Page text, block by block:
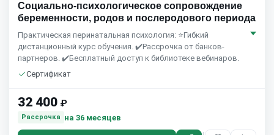
Социально-психологическое сопровождение
беременности, родов и послеродового периода
Практическая перинатальная психология: ⭐Гибкий
дистанционный курс обучения. ✔️Рассрочка от банков-
партнеров. ✔️Бесплатный доступ к библиотеке вебинаров.
Сертификат
32 400 ₽
Рассрочка на 36 месяцев